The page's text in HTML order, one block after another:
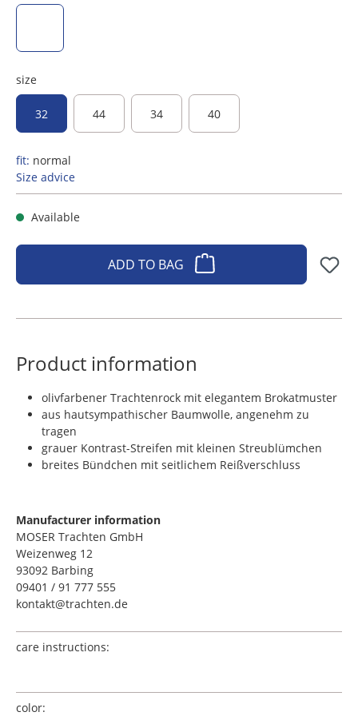
size
32 44 34 40
fit: normal
Size advice
Available
ADD TO BAG
Product information
olivfarbener Trachtenrock mit elegantem Brokatmuster
aus hautsympathischer Baumwolle, angenehm zu
tragen
grauer Kontrast-Streifen mit kleinen Streublümchen
breites Bündchen mit seitlichem Reißverschluss
Manufacturer information
MOSER Trachten GmbH
Weizenweg 12
93092 Barbing
09401 / 91 777 555
kontakt@trachten.de
care instructions:
color: